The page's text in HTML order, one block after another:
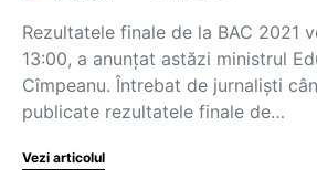
Rezultatele finale de la BAC 2021
13:00, a anunțat astăzi ministrul
Cîmpeanu. Întrebat de jurnaliști
publicate rezultatele finale de…
Vezi articolul